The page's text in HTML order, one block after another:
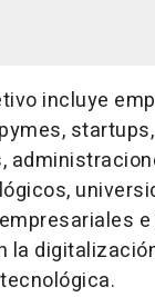
incluye
la